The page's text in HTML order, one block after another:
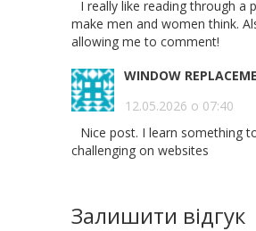
I really like reading through a
make men and women think.
allowing me to comment!
WINDOW
12.05.2026 о 07:40
Nice post. I learn something
challenging on websites
Залишити відгук